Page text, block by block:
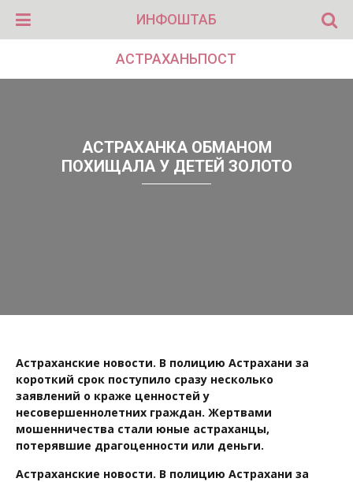
ИНФОШТАБ
АСТРАХАНЬПОСТ
АСТРАХАНКА ОБМАНОМ
ПОХИЩАЛА У ДЕТЕЙ ЗОЛОТО
Астраханские новости. В полицию Астрахани за
короткий срок поступило сразу несколько
заявлений о краже ценностей у
несовершеннолетних граждан. Жертвами
мошенничества стали юные астраханцы,
потерявшие драгоценности или деньги.
Астраханские новости. В полицию Астрахани за